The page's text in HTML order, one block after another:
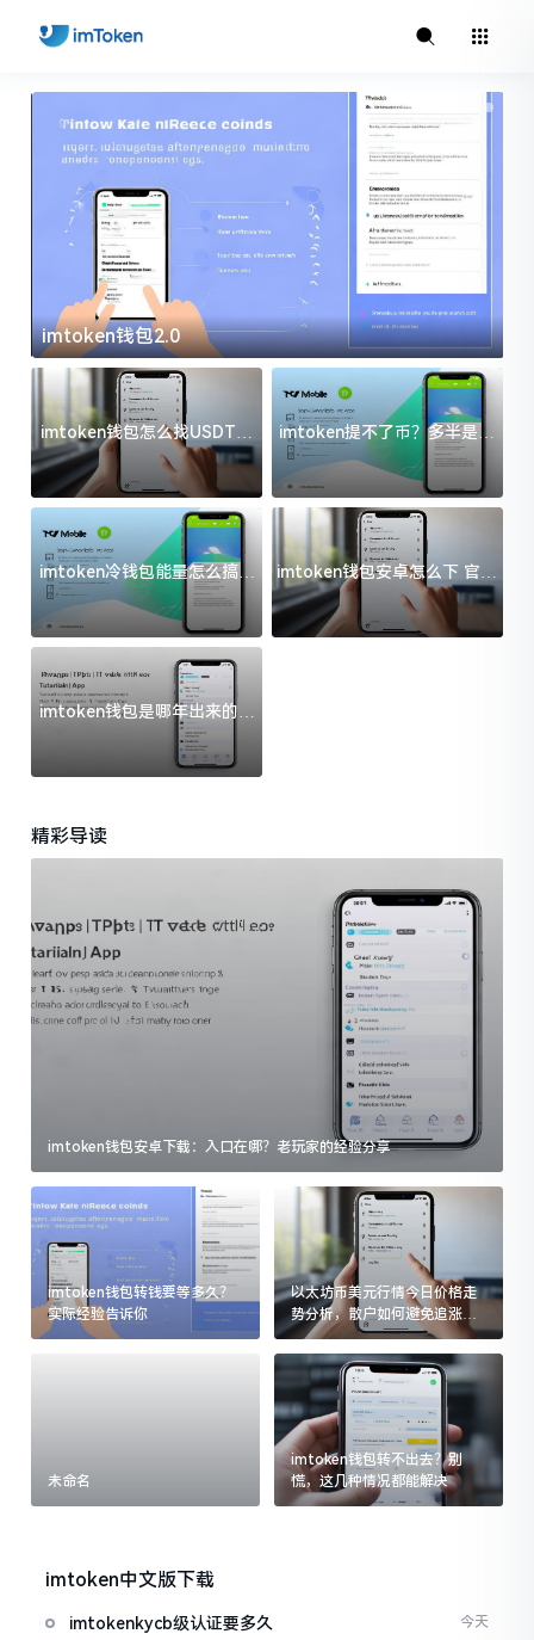
imtoken钱包2.0
imtoken钱包怎么找USDT地
址？三步搞定不踩坑
imtoken提不了币？多半是这
几件事没处理好
imtoken冷钱包能量怎么搞？
过来人告诉你门道
imtoken钱包安卓怎么下 官方
渠道避坑指南
imtoken钱包是哪年出来的？
一文给你说清楚
精彩导读
imtoken钱包安卓下载：入口在哪？老玩家的经验分享
imtoken钱包转钱要等多久？
实际经验告诉你
以太坊币美元行情今日价格走
势分析，散户如何避免追涨杀
跌被套牢
未命名
imtoken钱包转不出去？别
慌，这几种情况都能解决
imtoken中文版下载
imtokenkycb级认证要多久 今天